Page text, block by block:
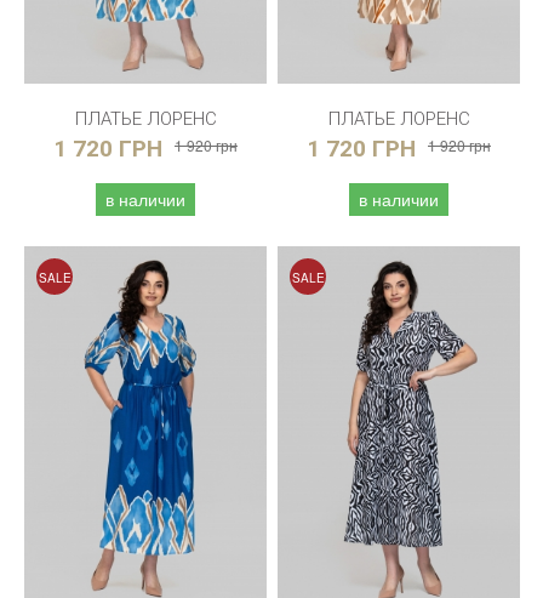
ПЛАТЬЕ ЛОРЕНС
1 720 ГРН 1 920 грн
в наличии
ПЛАТЬЕ ЛОРЕНС
1 720 ГРН 1 920 грн
в наличии
SALE SALE